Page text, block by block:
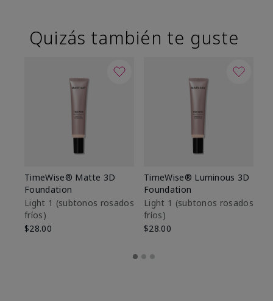
Quizás también te guste
TimeWise® Matte 3D
Foundation
Light 1​ (subtonos rosados
fríos)
$28.00
TimeWise® Luminous 3D
Foundation
Light 1​ (subtonos rosados
fríos)
$28.00